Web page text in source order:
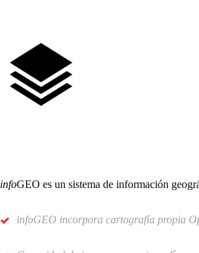
infoGEO es un sistema de información
infoGEO incorpora cartografía propia